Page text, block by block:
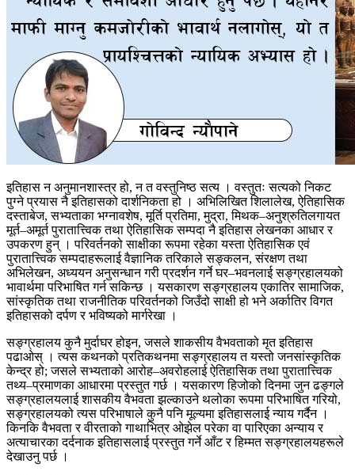
इतिहास न अनुमानशास्त्र हो, न त वस्तुनिष्ठ सत्य । वस्तुतः सत्यको निकट
पुग्ने प्रयास नै इतिहासको दार्शनिकता हो । अभिलिखित शिलालेख, ऐतिहासिक
दस्ताबेज, सभ्यताका भग्नावशेष, मूर्ति प्रतिमा, मुद्रा, मिथक–अनुश्रुतिलगायत
मूर्त–अमूर्त पुरातात्त्विक तथा ऐतिहासिक सम्पदा नै इतिहास लेखनका आधार र
उपकरण हुन् । परिवर्तनको साक्षीका रूपमा रहेका यस्ता ऐतिहासिक एवं
पुरातात्त्विक सम्पदाहरूलाई वैज्ञानिक तरिकाले सङ्कलन, संरक्षण तथा
अभिलेखन, अध्ययन अनुसन्धान गरी प्रदर्शन गर्ने घर–भवनलाई सङ्ग्रहालयको
भावार्थमा परिभाषित गर्न सकिन्छ । यसकारण सङ्ग्रहालय एकातिर सामाजिक,
सांस्कृतिक तथा राजनीतिक परिवर्तनको जिउँदो साक्षी हो भने अर्कातिर विगत
इतिहासको दर्पण र भविष्यको मार्गरेखा ।
सङ्ग्रहालय कुनै मुर्दाघर होइन, जसले शाकसीय वैभवताको मृत इतिहास
पढाओस् । त्यस कथनको प्रतिकथनमा सङ्ग्रहालय त यस्तो जनसांस्कृतिक
केन्द्र हो; जसले सभ्यताको आरोह–अवरोहलाई ऐतिहासिक तथा पुरातात्त्विक
तथ्य–प्रमाणका आधारमा प्रस्तुत गर्छ । यसकारण हिजोको दिनमा जुन ढङ्गले
सङ्ग्रहालयलाई शासकीय वैभवता झल्काउने थलोका रूपमा परिभाषित गरियो,
सङ्ग्रहालयको त्यस परिभाषाले कुनै पनि मूल्यमा इतिहासलाई न्याय गर्दैन ।
किनकि वैभवता र वीरताको गाथाभित्र ओझेल परेका वा पारिएका अन्याय र
अत्याचारका दर्दनाक इतिहासलाई प्रस्तुत गर्ने आँट र हिम्मत सङ्ग्रहालयहरूले
देखाउनु पर्छ ।